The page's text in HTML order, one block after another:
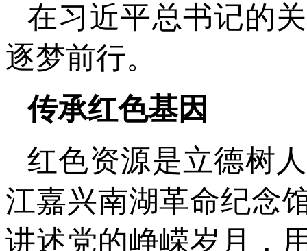
在习近平总书记的
逐梦前行。
传承红色基因
红色资源是立德树
江嘉兴南湖革命纪念
讲述党的峥嵘岁月，